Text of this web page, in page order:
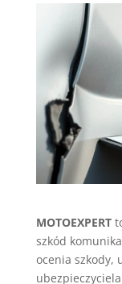
MOTOEXPERT
szkód
ocenia szkody,